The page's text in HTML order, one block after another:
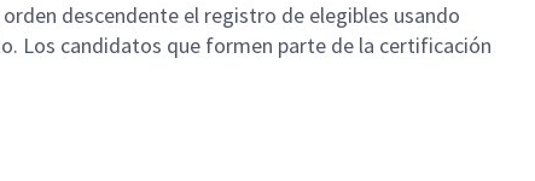
orden descendente el registro de elegibles usando
Los candidatos que formen parte de la certificación